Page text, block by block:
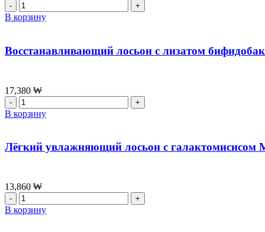
водой
Round
Lab
Lotion,200мл
Количество
товара
Увлажняющий
термальной
Thermal
Water
Moisturizing
Lotion,155мл
В корзину
Восстанавливающий лосьон с лизатом
17,380 ₩
Количество
товара
Восстанавливающий
с
лизатом
Bifida
Biome
Ampoule
Lotion,300мл
В корзину
Лёгкий увлажняющий лосьон с галактомисисом
13,860 ₩
Количество
товара
Лёгкий
В корзину